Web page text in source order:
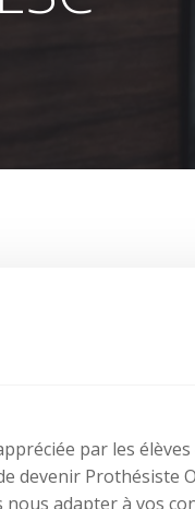
par les élèves
devenir Prothésiste
adapter à vos